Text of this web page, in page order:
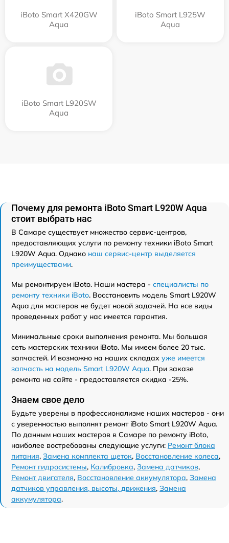
iBoto Smart Х420GW
Aqua
iBoto Smart L925W
Aqua
iBoto Smart L920SW
Aqua
Почему для ремонта iBoto Smart L920W Aqua
стоит выбрать нас
В Самаре существует множество сервис-центров,
предоставляющих услуги по ремонту техники iBoto Smart
L920W Aqua. Однако наш сервис-центр выделяется
преимуществами.
Мы ремонтируем iBoto. Наши мастера - специалисты по
ремонту техники iBoto. Восстановить модель Smart L920W
Aqua для мастеров не будет новой задачей. На все виды
проведенных работ у нас имеется гарантия.
Минимальные сроки выполнения ремонта. Мы большая
сеть мастерских техники iBoto. Мы имеем более 20 тыс.
запчастей. И возможно на наших складах уже имеется
запчасть на модель Smart L920W Aqua. При заказе
ремонта на сайте - предоставляется скидка -25%.
Знаем свое дело
Будьте уверены в профессионализме наших мастеров - они
с уверенностью выполнят ремонт iBoto Smart L920W Aqua.
По данным наших мастеров в Самаре по ремонту iBoto,
наиболее востребованы следующие услуги: Ремонт блока
питания, Замена комплекта щеток, Восстановление колеса,
Ремонт гидросистемы, Калибровка, Замена датчиков,
Ремонт двигателя, Восстановление аккумулятора, Замена
датчиков управления, высоты, движения, Замена
аккумулятора.